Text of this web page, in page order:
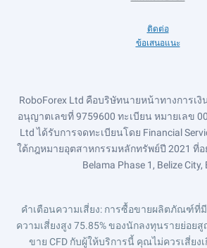
ติดต่อ
ข้อเสนอแนะ
RoboForex Ltd คือบริษัทนายหน้าทางการเงิ
อนุญาตเลขที่ 9759600 ทะเบียน หมายเลข
Ltd ได้รับการจดทะเบียนโดย Financial
ใต้กฎหมายอุตสาหกรรมหลักทรัพย์ปี 2021 ที่อ
Belama Phase 1, Belize City,
คำเตือนความเสี่ยง: การซื้อขายผลิตภัณฑ์ที่มีเ
ความเสี่ยงสูง 75.85% ของนักลงทุนรายย่อย
ขาย CFD กับผู้ให้บริการนี้ คุณไม่ควรเสี่ย